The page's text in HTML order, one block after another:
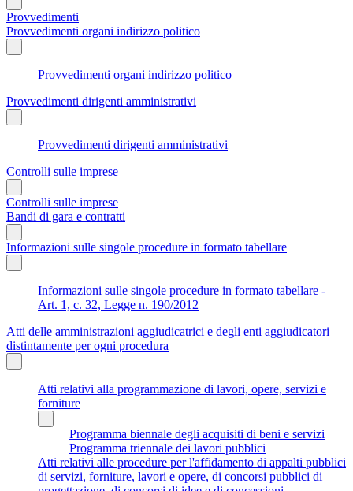
Provvedimenti
Provvedimenti organi indirizzo politico
Provvedimenti organi indirizzo politico
Provvedimenti dirigenti amministrativi
Provvedimenti dirigenti amministrativi
Controlli sulle imprese
Controlli sulle imprese
Bandi di gara e contratti
Informazioni sulle singole procedure in formato tabellare
Informazioni sulle singole procedure in formato tabellare -
Art. 1, c. 32, Legge n. 190/2012
Atti delle amministrazioni aggiudicatrici e degli enti aggiudicatori
distintamente per ogni procedura
Atti relativi alla programmazione di lavori, opere, servizi e
forniture
Programma biennale degli acquisiti di beni e servizi
Programma triennale dei lavori pubblici
Atti relativi alle procedure per l'affidamento di appalti pubblici
di servizi, forniture, lavori e opere, di concorsi pubblici di